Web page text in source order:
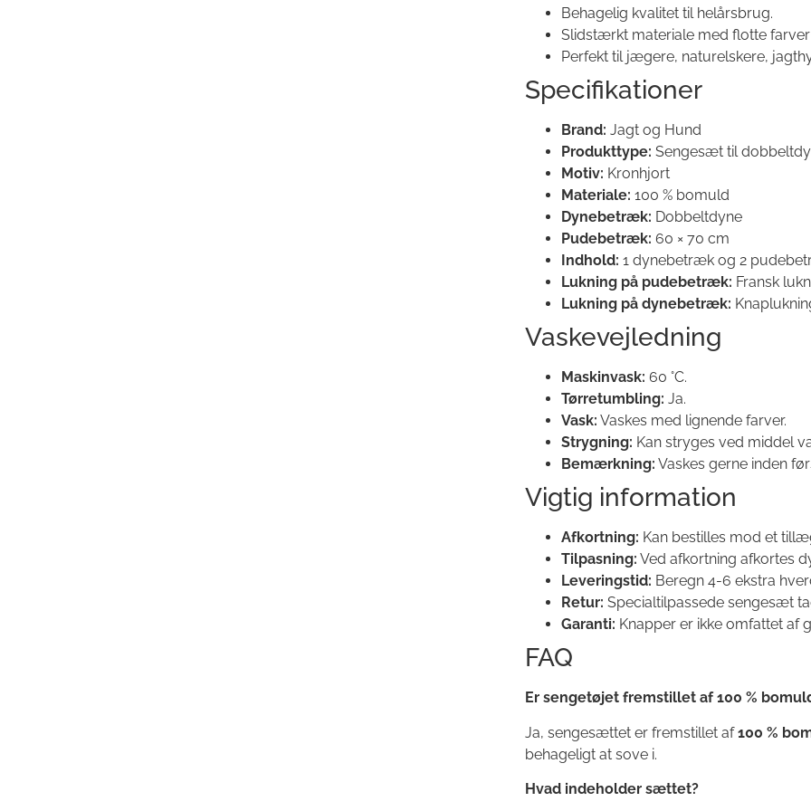
Behagelig kvalitet til helårsbrug.
Slidstærkt materiale med flotte farver
Perfekt til jægere, naturelskere,
Specifikationer
Brand: Jagt og Hund
Produkttype: Sengesæt til
Motiv: Kronhjort
Materiale: 100 % bomuld
Dynebetræk: Dobbeltdyne
Pudebetræk: 60 × 70 cm
Indhold: 1 dynebetræk og 2
Lukning på pudebetræk: Fransk
Lukning på dynebetræk:
Vaskevejledning
Maskinvask: 60 °C.
Tørretumbling: Ja.
Vask: Vaskes med lignende farver.
Strygning: Kan stryges ved middel
Bemærkning: Vaskes gerne inden
Vigtig information
Afkortning: Kan bestilles mod et
Tilpasning: Ved afkortning afkortes
Leveringstid: Beregn 4-6 ekstra
Retur: Specialtilpassede sengesæt
Garanti: Knapper er ikke omfattet af
FAQ
Er sengetøjet fremstillet af 100 %
Ja, sengesættet er fremstillet af100 %
behageligt at sove i.
Hvad indeholder sættet?